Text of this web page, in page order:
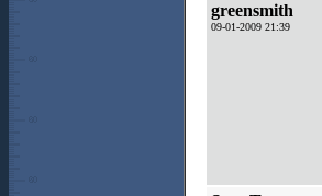
greensmith
09-01-2009 21:39